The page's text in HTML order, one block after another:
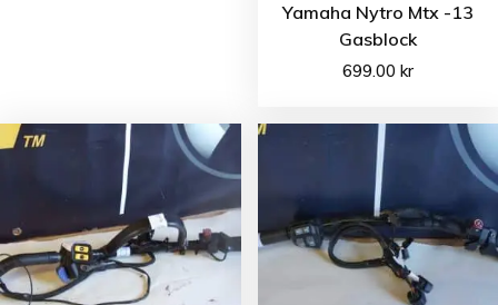
Yamaha Nytro Mtx -13
Gasblock
699.00 kr